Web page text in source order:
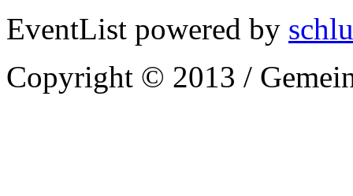
EventList powered by
Copyright © 2013 /